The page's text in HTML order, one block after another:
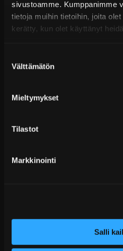
sivustoamme. Kumppanimme
tietoja muihin tietoihin, joita
kerätty, kun olet käyttänyt
valinta
Välttämätön
Mieltymykset
Tilastot
Markkinointi
Salli
KATSO
D2 Circuit Coiloverit BMW
Toimitus arviolta 20